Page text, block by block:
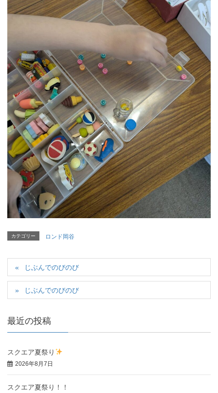
カテゴリー ロンド岡谷
じぶんでのびのび
じぶんでのびのび
最近の投稿
スクエア夏祭り
2026年8月7日
スクエア夏祭り！！